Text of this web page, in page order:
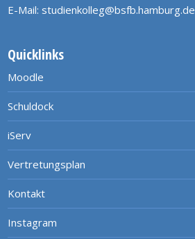
E-Mail: studienkolleg@bsfb.hamburg.de
Quicklinks
Moodle
Schuldock
iServ
Vertretungsplan
Kontakt
Instagram